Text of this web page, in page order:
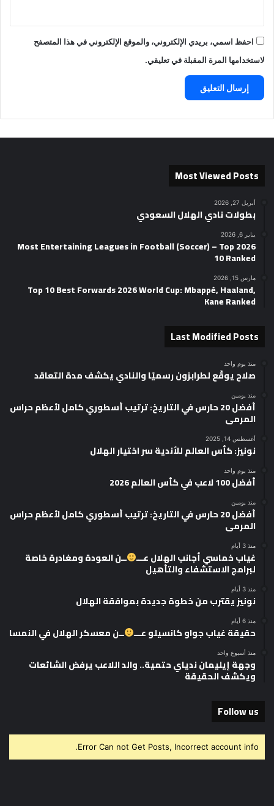
احفظ اسمي، بريدي الإلكتروني، والموقع الإلكتروني في هذا المتصفح
لاستخدامها المرة المقبلة في تعليقي.
Most Viewed Posts
أبريل 27, 2026
بطولات نادي الهلال السعودي
يناير 6, 2026
2026 Most Entertaining Leagues in Football (Soccer) – Top
10 Ranked
مارس 15, 2026
Top 10 Best Forwards 2026 World Cup: Mbappé, Haaland,
Kane Ranked
Last Modified Posts
منذ يوم واحد
صلاح يوقّع لطرابزون رسميًا والنادي يكشف مدة التعاقد
منذ يومين
أفضل 20 حارس في التاريخ: ترتيب أسطوري كامل لأعظم حراس
المرمى
أغسطس 14, 2025
نونيز: كأس العالم للأندية سر اختيار الهلال
منذ يوم واحد
أفضل 100 لاعب في كأس العالم 2026
منذ يومين
أفضل 20 حارس في التاريخ: ترتيب أسطوري كامل لأعظم حراس
المرمى
منذ 3 أيام
غياب خماسي أجانب الهلال عـــ ــن العودة ومغادرة خاصة
لبرامج الاستشفاء والتأهيل
منذ 3 أيام
نونيز يقترب من خطوة جديدة بموافقة الهلال
منذ 6 أيام
حقيقة غياب جواو كانسيلو عـــ ــن معسكر الهلال في النمسا
منذ أسبوع واحد
وجهة إيليمان ندياي حتمية.. والد اللاعب يرفض الشائعات
ويكشف الحقيقة
Follow us
Error Can not Get Posts, Incorrect account info.